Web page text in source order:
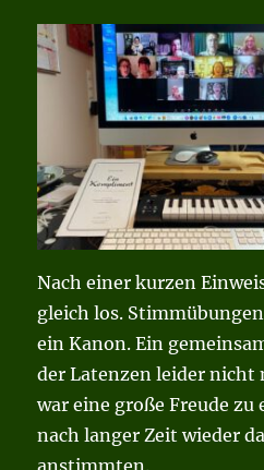
Nach einer kurzen
gleich los.
ein Kanon. Ein
der Latenzen leider nicht
war eine große Freude
nach langer Zeit wieder
anstimmten.